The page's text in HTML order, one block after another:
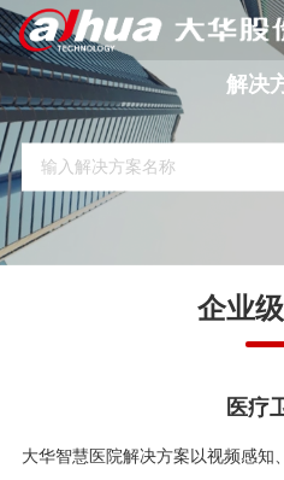
解决
企业
医疗
大华智慧医院解决方案以视频感知